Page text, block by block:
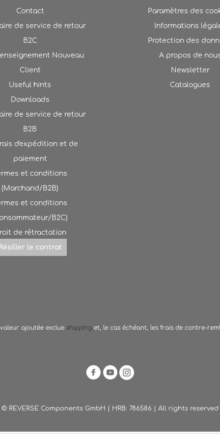
Contact
de service de retour
B2C
Nouveau
Client
Useful hints
Downloads
de service de retour
B2B
d'expédition et de
paiement
et conditions
(Marchand/B2B)
et conditions
B2C)
de rétractation
Résilier le contrat
Paramètres des
Informations
Protection des
A propos de
Newsletter
Catalogues
ajoutée exclue shipping et, le cas échéant, les frais de contre-
© REVERSE Components GmbH | HRB: 786586 | All rights reserved